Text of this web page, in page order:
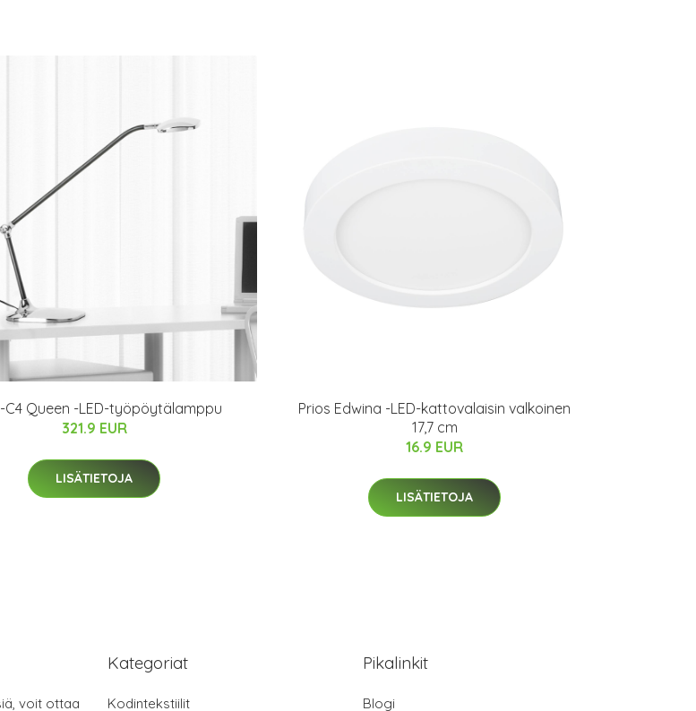
C4 Queen -LED-työpöytälamppu
321.9 EUR
LISÄTIETOJA
Prios Edwina -LED-kattovalaisin valkoinen
17,7 cm
16.9 EUR
LISÄTIETOJA
voit ottaa
Kategoriat
Kodintekstiilit
Pikalinkit
Blogi